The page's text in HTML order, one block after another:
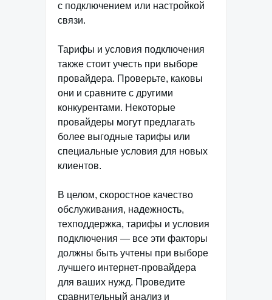
с подключением или настройкой
связи.
Тарифы и условия подключения
также стоит учесть при выборе
провайдера. Проверьте, каковы
они и сравните с другими
конкурентами. Некоторые
провайдеры могут предлагать
более выгодные тарифы или
специальные условия для новых
клиентов.
В целом, скоростное качество
обслуживания, надежность,
техподдержка, тарифы и условия
подключения — все эти факторы
должны быть учтены при выборе
лучшего интернет-провайдера
для ваших нужд. Проведите
сравнительный анализ и